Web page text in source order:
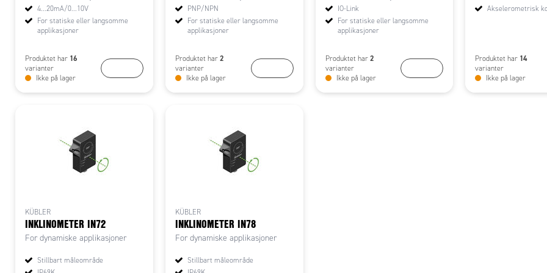
4...20mA/0...10V
For statiske eller langsomme
applikasjoner
Produktet har 16
varianter
Ikke på lager
PNP/NPN
For statiske eller langsomme
applikasjoner
Produktet har 2
varianter
Ikke på lager
IO-Link
For statiske eller langsomme
applikasjoner
Produktet har 2
varianter
Ikke på lager
Akselerometrisk
Produktet har 14
varianter
Ikke på lager
KÜBLER
INKLINOMETER IN72
For dynamiske applikasjoner
Stillbart måleområde
KÜBLER
INKLINOMETER IN78
For dynamiske applikasjoner
Stillbart måleområde